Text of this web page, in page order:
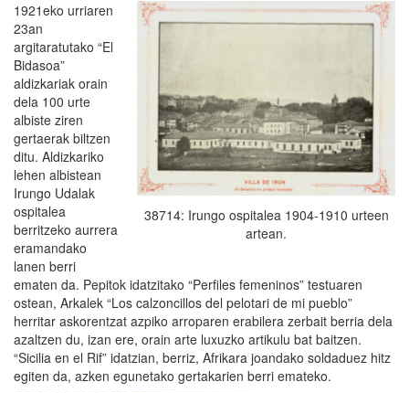
38714: Irungo ospitalea 1904-1910 urteen
artean.
1921eko urriaren
23an
argitaratutako “El
Bidasoa”
aldizkariak orain
dela 100 urte
albiste ziren
gertaerak biltzen
ditu. Aldizkariko
lehen albistean
Irungo Udalak
ospitalea
berritzeko aurrera
eramandako
lanen berri
ematen da. Pepitok idatzitako “Perfiles femeninos” testuaren
ostean, Arkalek “Los calzoncillos del pelotari de mi pueblo”
herritar askorentzat azpiko arroparen erabilera zerbait berria dela
azaltzen du, izan ere, orain arte luxuzko artikulu bat baitzen.
“Sicilia en el Rif” idatzian, berriz, Afrikara joandako soldaduez hitz
egiten da, azken egunetako gertakarien berri emateko.